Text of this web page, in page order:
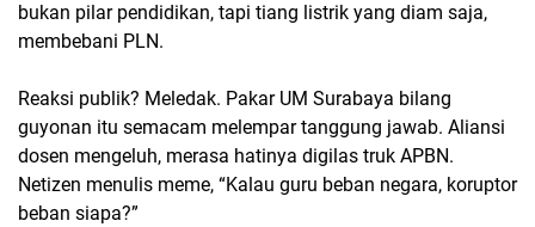
bukan pilar pendidikan, tapi tiang listrik yang diam saja,
membebani PLN.
Reaksi publik? Meledak. Pakar UM Surabaya bilang
guyonan itu semacam melempar tanggung jawab. Aliansi
dosen mengeluh, merasa hatinya digilas truk APBN.
Netizen menulis meme, “Kalau guru beban negara, koruptor
beban siapa?”